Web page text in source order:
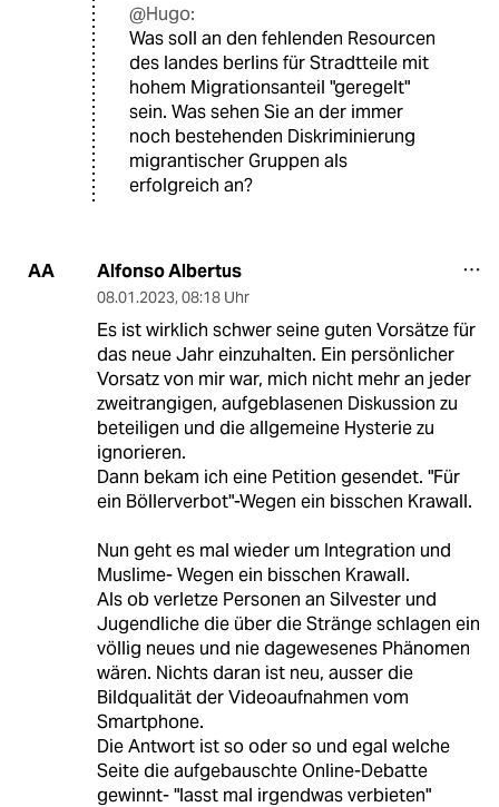
@Hugo:
Was soll an den fehlenden Resourcen
des landes berlins für Stradtteile mit
hohem Migrationsanteil "geregelt"
sein. Was sehen Sie an der immer
noch bestehenden Diskriminierung
migrantischer Gruppen als
erfolgreich an?
AA Alfonso Albertus
08.01.2023, 08:18 Uhr
Es ist wirklich schwer seine guten Vorsätze für
das neue Jahr einzuhalten. Ein persönlicher
Vorsatz von mir war, mich nicht mehr an jeder
zweitrangigen, aufgeblasenen Diskussion zu
beteiligen und die allgemeine Hysterie zu
ignorieren.
Dann bekam ich eine Petition gesendet. "Für
ein Böllerverbot"-Wegen ein bisschen Krawall.
Nun geht es mal wieder um Integration und
Muslime- Wegen ein bisschen Krawall.
Als ob verletze Personen an Silvester und
Jugendliche die über die Stränge schlagen ein
völlig neues und nie dagewesenes Phänomen
wären. Nichts daran ist neu, ausser die
Bildqualität der Videoaufnahmen vom
Smartphone.
Die Antwort ist so oder so und egal welche
Seite die aufgebauschte Online-Debatte
gewinnt- "lasst mal irgendwas verbieten"